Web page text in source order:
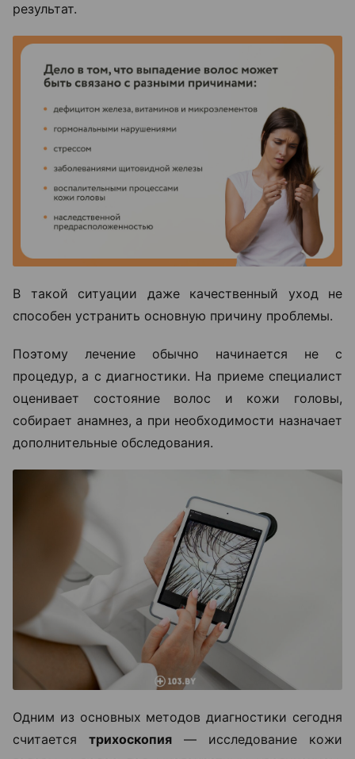
результат.
В такой ситуации даже качественный уход не
способен устранить основную причину проблемы.
Поэтому лечение обычно начинается не с
процедур, а с диагностики. На приеме специалист
оценивает состояние волос и кожи головы,
собирает анамнез, а при необходимости назначает
дополнительные обследования.
Одним из основных методов диагностики сегодня
считается трихоскопия — исследование кожи